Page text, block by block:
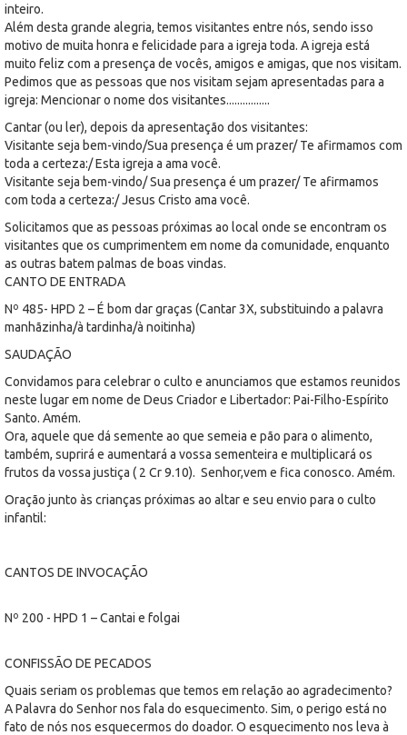
inteiro.
Além desta grande alegria, temos visitantes entre nós, sendo isso
motivo de muita honra e felicidade para a igreja toda. A igreja está
muito feliz com a presença de vocês, amigos e amigas, que nos visitam.
Pedimos que as pessoas que nos visitam sejam apresentadas para a
igreja: Mencionar o nome dos visitantes................
Cantar (ou ler), depois da apresentação dos visitantes:
Visitante seja bem-vindo/Sua presença é um prazer/ Te afirmamos com
toda a certeza:/ Esta igreja a ama você.
Visitante seja bem-vindo/ Sua presença é um prazer/ Te afirmamos
com toda a certeza:/ Jesus Cristo ama você.
Solicitamos que as pessoas próximas ao local onde se encontram os
visitantes que os cumprimentem em nome da comunidade, enquanto
as outras batem palmas de boas vindas.
CANTO DE ENTRADA
Nº 485- HPD 2 – É bom dar graças (Cantar 3X, substituindo a palavra
manhãzinha/à tardinha/à noitinha)
SAUDAÇÃO
Convidamos para celebrar o culto e anunciamos que estamos reunidos
neste lugar em nome de Deus Criador e Libertador: Pai-Filho-Espírito
Santo. Amém.
Ora, aquele que dá semente ao que semeia e pão para o alimento,
também, suprirá e aumentará a vossa sementeira e multiplicará os
frutos da vossa justiça ( 2 Cr 9.10). Senhor,vem e fica conosco. Amém.
Oração junto às crianças próximas ao altar e seu envio para o culto
infantil:
CANTOS DE INVOCAÇÃO
Nº 200 - HPD 1 – Cantai e folgai
CONFISSÃO DE PECADOS
Quais seriam os problemas que temos em relação ao agradecimento?
A Palavra do Senhor nos fala do esquecimento. Sim, o perigo está no
fato de nós nos esquecermos do doador. O esquecimento nos leva à